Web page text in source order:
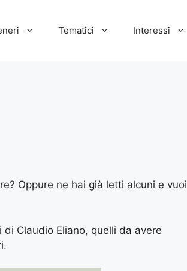
Tematici Interessi
Oppure ne hai già letti alcuni e vuoi
Claudio Eliano, quelli da avere